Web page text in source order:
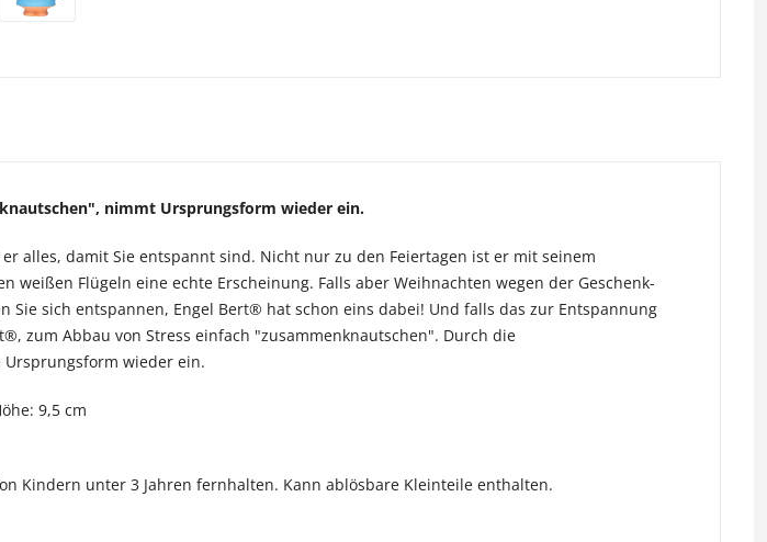
nimmt Ursprungsform wieder ein.
alles, damit Sie entspannt sind. Nicht nur zu den Feiertagen ist er mit seinem
weißen Flügeln eine echte Erscheinung. Falls aber Weihnachten wegen der Geschenk-
Sie sich entspannen, Engel Bert® hat schon eins dabei! Und falls das zur Entspannung
zum Abbau von Stress einfach "zusammenknautschen". Durch die
wieder ein.
9,5 cm
Kindern unter 3 Jahren fernhalten. Kann ablösbare Kleinteile enthalten.